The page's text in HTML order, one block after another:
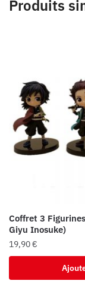
Produits
Coffret 3
Giyu Inosuke)
19,90€